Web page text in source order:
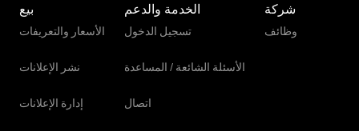
بيع
الأسعار والتعريفات
نشر الإعلانات
إدارة الإعلانات
الخدمة والدعم
تسجيل الدخول
الأسئلة الشائعة / المساعدة
اتصال
شركة
وظائف